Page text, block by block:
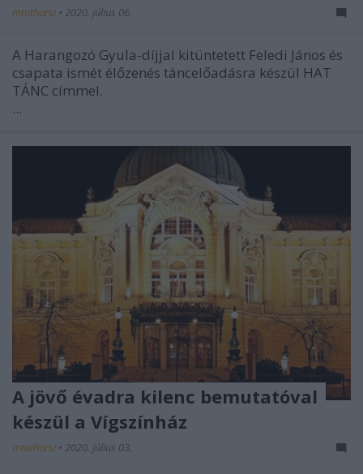
mtothorsi • 2020. július 06.
A Harangozó Gyula-díjjal kitüntetett Feledi János és
csapata ismét élőzenés táncelőadásra készül HAT
TÁNC címmel.
...
A jövő évadra kilenc bemutatóval
készül a Vígszínház
mtothorsi • 2020. július 03.